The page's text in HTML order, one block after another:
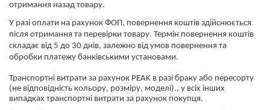
отримання назад товару.
У разі оплати на рахунок ФОП, повернення коштів здійснюється
після отримання та перевірки товару. Термін повернення коштів
складає від 5 до 30 днів, залежно від умов повернення та
обробки платежу банківськими установами.
​​​​​​​Транспортні витрати за рахунок PEAK в разі браку або пересорту
(не відповідність кольору, розміру, моделі)., у всіх інших
випадках транспортні витрати за рахунок покупця.